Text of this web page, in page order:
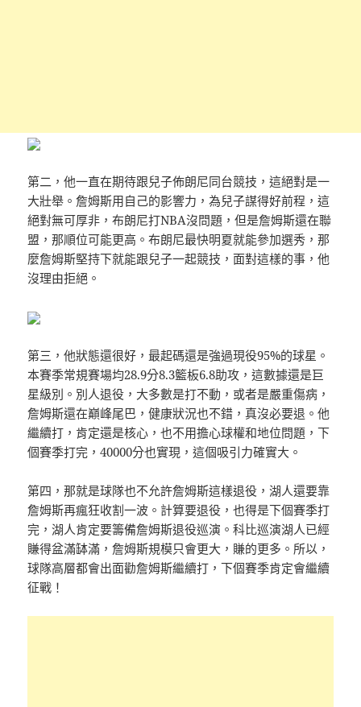
第二，他一直在期待跟兒子佈朗尼同台競技，這絕對是一
大壯舉。詹姆斯用自己的影響力，為兒子謀得好前程，這
絕對無可厚非，布朗尼打NBA沒問題，但是詹姆斯還在聯
盟，那順位可能更高。布朗尼最快明夏就能參加選秀，那
麼詹姆斯堅持下就能跟兒子一起競技，面對這樣的事，他
沒理由拒絕。
第三，他狀態還很好，最起碼還是強過現役95%的球星。
本賽季常規賽場均28.9分8.3籃板6.8助攻，這數據還是巨
星級別。別人退役，大多數是打不動，或者是嚴重傷病，
詹姆斯還在巔峰尾巴，健康狀況也不錯，真沒必要退。他
繼續打，肯定還是核心，也不用擔心球權和地位問題，下
個賽季打完，40000分也實現，這個吸引力確實大。
第四，那就是球隊也不允許詹姆斯這樣退役，湖人還要靠
詹姆斯再瘋狂收割一波。計算要退役，也得是下個賽季打
完，湖人肯定要籌備詹姆斯退役巡演。科比巡演湖人已經
賺得盆滿缽滿，詹姆斯規模只會更大，賺的更多。所以，
球隊高層都會出面勸詹姆斯繼續打，下個賽季肯定會繼續
征戰！